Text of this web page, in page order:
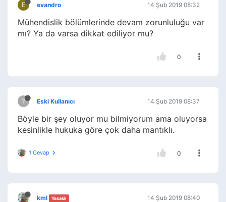
E evandro 14 Şub 2019 08:32
Mühendislik bölümlerinde devam zorunluluğu var
mı? Ya da varsa dikkat ediliyor mu?
0
? Eski Kullanıcı 14 Şub 2019 08:37
Böyle bir şey oluyor mu bilmiyorum ama oluyorsa
kesinlikle hukuka göre çok daha mantıklı.
1 Cevap 0
kml Yasaklı 14 Şub 2019 08:40